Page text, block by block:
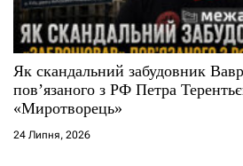
Як скандальний забудовник
повʼязаного з РФ Петра
«Миротворець»
24 Липня, 2026